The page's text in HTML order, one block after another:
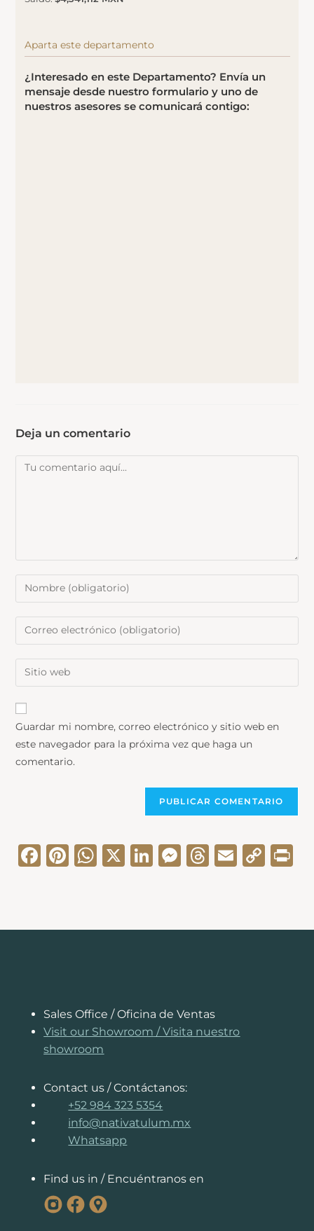
Aparta este departamento
¿Interesado en este Departamento? Envía un
mensaje desde nuestro formulario y uno de
nuestros asesores se comunicará contigo:
Deja un comentario
Guardar mi nombre, correo electrónico y sitio web en
este navegador para la próxima vez que haga un
comentario.
Fa Pi
W
X
Li
M
T
E
C
Sales Office / Oficina de Ventas
Visit our Showroom /Visita nuestro
showroom
Contact us / Contáctanos:
+52 984 323 5354
info@nativatulum.mx
Whatsapp
Find us in / Encuéntranos en